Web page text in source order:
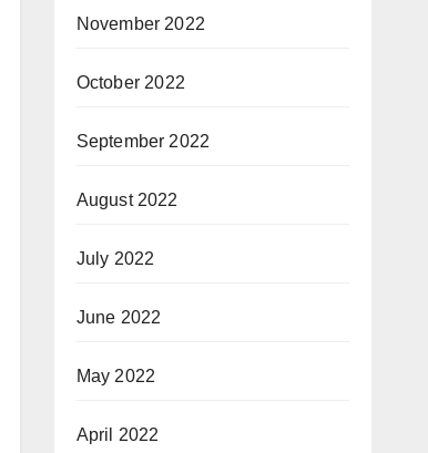
November 2022
October 2022
September 2022
August 2022
July 2022
June 2022
May 2022
April 2022